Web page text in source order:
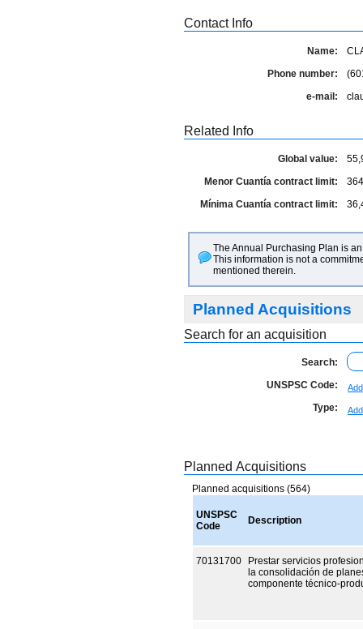
Contact Info
Name:
Phone number:
e-mail:
Related Info
Global value:
Menor Cuantía contract limit:
Mínima Cuantía contract limit:
The Annual Purchasing Plan is
This information is not a
mentioned therein.
Planned Acquisitions
Search for an acquisition
Search:
UNSPSC Code:
Type: Add
Planned Acquisitions
Planned acquisitions (564)
UNSPSC
Code
Description
70131700
Prestar servicios
la consolidación de
componente técnico-